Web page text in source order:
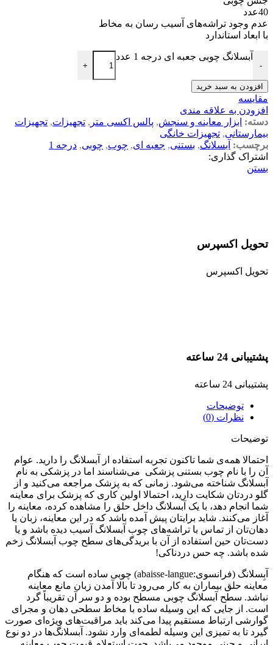
40عدد
عدم وجود تراشه‌های آسیب رسان به مخاط
با ابعاد استاندارد
-
آبسلانگ چوبی جعبه ای درجه 1 عدد
+
افزودن به سبد خرید
مقایسه
افزودن به علاقه مندی
دسته: ابزار معاینه و سنجش, پالس اکسی متر , تجهیزات, تجهیزات
بیمارستانی, تجهیزات خانگی
برچسب: آبسلانگ, بستنی, جعبه ای, چوب, چوبی, درجه 1
اشتراک گذاری:
بستن
تحویل اکسپرس
تحویل اکسپرس
پشتیبانی 24 ساعته
پشتیبانی 24 ساعته
توضیحات
نظرات (0)
توضیحات
احتمالا همه‌ی شما تاکنون تجربه استفاده از آبسلانگ را دارید. عوام
آن را با نام چوب بستنی پزشکی می‌شناسند اما در پزشکی به نام
آبسلانگ شناخته می‌شود. زمانی که به پزشک مراجعه می‌کنید و از
گلو دردتان شکایت دارید، احتمالا اولین کاری که پزشک برای معاینه
شما انجام دهد، با یک آبسلانگ داخل حلق را مشاهده کرده، معاینه را
آغاز می‌کنند. شاید برایتان پیش آمده باشد که در این معاینه، زبان یا
دهان‌تان از تماس با تراشه‌های چوب آبسلانگ آسیب دیده باشد و یا
دست‌تان حین استفاده از آن با بریدگی‌های سطح چوب آبسلانگ زخم
شده باشد. چه حس دردناکی!
آبِسلانگ (فرانسوی:abaisse-langue) چوبی ساده‌ است که هنگام
معاینه حلق بیماران به کار می‌رود تا بالا آمدن زبان مانع معاینه
نباشد. سطح آبسلانگ چوبی مسطح بوده و دو سر آن تقریباً گرد
است. از جایی که این وسیله ساده با مخاط سطحی دهان و مجرای
گوارشی ارتباط مستقیم پیدا می‌کند باید مراقبت‌های ویژه‌ای صورت
گیرد تا به تمیزی این وسیله لطمه‌ای وارد نشود. آبسلانگ‌ها در دو نوع